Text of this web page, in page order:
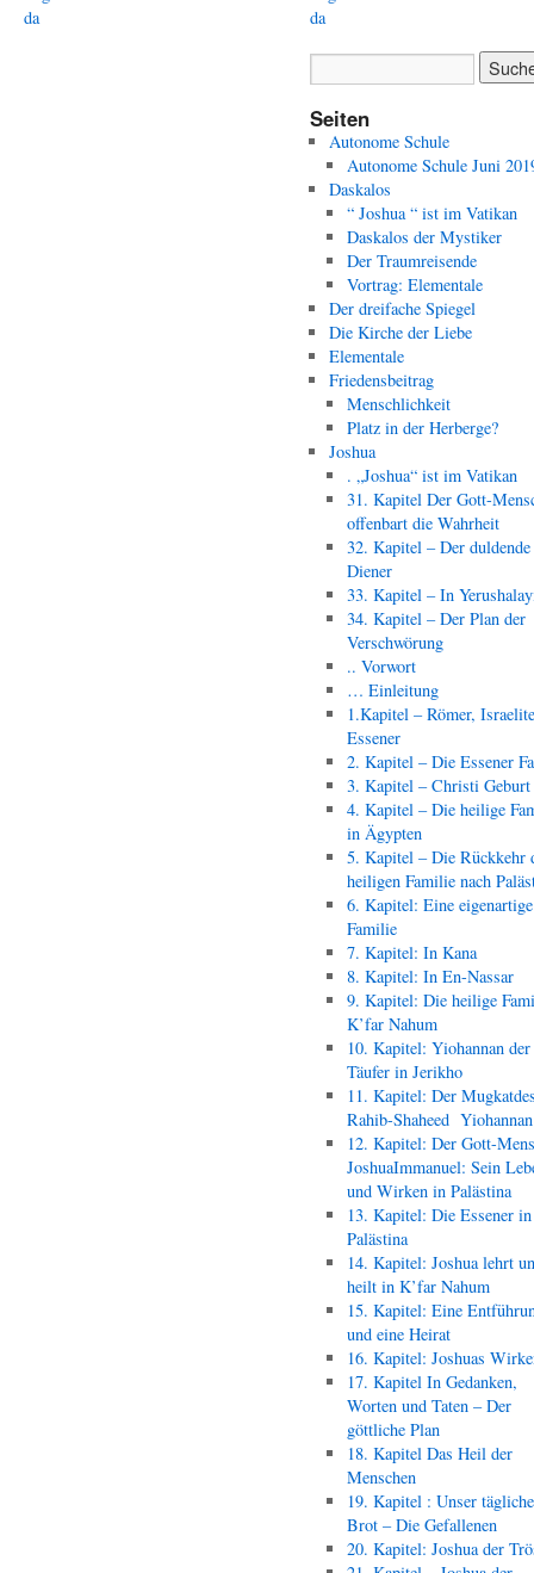
da
da
Seiten
Autonome Schule
Autonome Schule Juni
Daskalos
“ Joshua “ ist im Vatikan
Daskalos der Mystiker
Der Traumreisende
Vortrag: Elementale
Der dreifache Spiegel
Die Kirche der Liebe
Elementale
Friedensbeitrag
Menschlichkeit
Platz in der Herberge?
Joshua
. „Joshua“ ist im Vatikan
31. Kapitel Der Gott-
offenbart die Wahrheit
32. Kapitel – Der duldende
Diener
33. Kapitel – In
34. Kapitel – Der Plan der
Verschwörung
.. Vorwort
… Einleitung
1.Kapitel – Römer,
Essener
2. Kapitel – Die Essener
3. Kapitel – Christi Geburt
4. Kapitel – Die heilige
in Ägypten
5. Kapitel – Die Rückkehr
heiligen Familie nach
6. Kapitel: Eine eigenartige
Familie
7. Kapitel: In Kana
8. Kapitel: In En-Nassar
9. Kapitel: Die heilige
K’far Nahum
10. Kapitel: Yiohannan der
Täufer in Jerikho
11. Kapitel: Der
Rahib-Shaheed
12. Kapitel: Der Gott-
JoshuaImmanuel: Sein
und Wirken in Palästina
13. Kapitel: Die Essener in
Palästina
14. Kapitel: Joshua lehrt
heilt in K’far Nahum
15. Kapitel: Eine
und eine Heirat
16. Kapitel: Joshuas
17. Kapitel In Gedanken,
Worten und Taten – Der
göttliche Plan
18. Kapitel Das Heil der
Menschen
19. Kapitel : Unser
Brot – Die Gefallenen
20. Kapitel: Joshua der